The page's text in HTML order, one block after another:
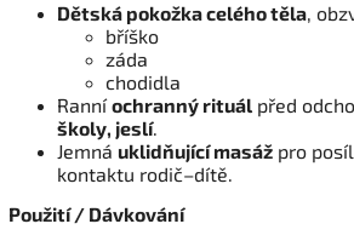
Dětská pokožka celého těla,
bříško
záda
chodidla
Ranníochranný rituál před
školy, jeslí.
Jemná uklidňující masáž pro
kontaktu rodič–dítě.
Použití / Dávkování